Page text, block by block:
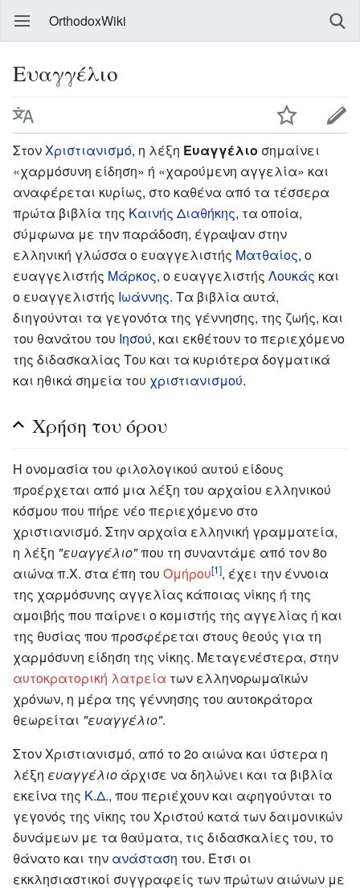
OrthodoxWiki
Ευαγγέλιο
ΣτονΧριστιανισμό, η λέξη Ευαγγέλιο σημαίνει
«χαρμόσυνη είδηση» ή «χαρούμενη αγγελία» και
αναφέρεται κυρίως, στο καθένα από τα τέσσερα
πρώτα βιβλία της Καινής Διαθήκης, τα οποία,
σύμφωνα με την παράδοση, έγραψαν στην
ελληνική γλώσσα ο ευαγγελιστής Ματθαίος, ο
ευαγγελιστής Μάρκος, ο ευαγγελιστής Λουκάς και
ο ευαγγελιστής Ιωάννης. Τα βιβλία αυτά,
διηγούνται τα γεγονότα της γέννησης, της ζωής, και
του θανάτου του Ιησού, και εκθέτουν το περιεχόμενο
της διδασκαλίας Του και τα κυριότερα δογματικά
και ηθικά σημεία του χριστιανισμού.
Χρήση του όρου
Η ονομασία του φιλολογικού αυτού είδους
προέρχεται από μια λέξη του αρχαίου ελληνικού
κόσμου που πήρε νέο περιεχόμενο στο
χριστιανισμό. Στην αρχαία ελληνική γραμματεία,
η λέξη "ευαγγέλιο"που τη συναντάμε από τον 8ο
αιώνα π.Χ. στα έπη του Ομήρου[1], έχει την έννοια
της χαρμόσυνης αγγελίας κάποιας νίκης ή της
αμοιβής που παίρνει ο κομιστής της αγγελίας ή και
της θυσίας που προσφέρεται στους θεούς για τη
χαρμόσυνη είδηση της νίκης. Μεταγενέστερα, στην
αυτοκρατορική λατρεία των ελληνορωμαϊκών
χρόνων, η μέρα της γέννησης του αυτοκράτορα
θεωρείται "ευαγγέλιο".
Στον Χριστιανισμό, από το 2ο αιώνα και ύστερα η
λέξη ευαγγέλιο άρχισε να δηλώνει και τα βιβλία
εκείνα της Κ.Δ., που περιέχουν και αφηγούνται το
γεγονός της νίκης του Χριστού κατά των δαιμονικών
δυνάμεων με τα θαύματα, τις διδασκαλίες του, το
θάνατο και την ανάσταση του. Έτσι οι
εκκλησιαστικοί συγγραφείς των πρώτων αιώνων με